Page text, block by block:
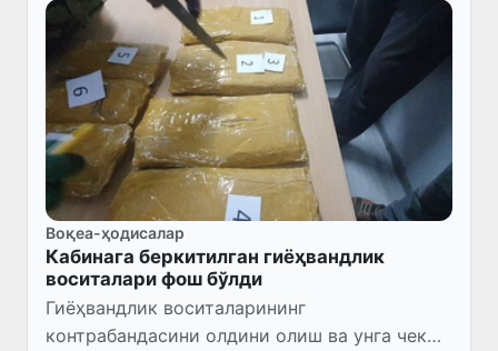
Воқеа-ҳодисалар
Кабинага беркитилган гиёҳвандлик
воситалари фош бўлди
Гиёҳвандлик воситаларининг
контрабандасини олдини олиш ва унга чек